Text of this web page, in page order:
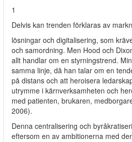
1
Delvis kan trenden förklaras av
lösningar och digitalisering, som
och samordning. Men Hood och
allt handlar om en styrningstrend.
samma linje, då han talar om en
på distans och att heroisera
utrymme i kärnverksamheten och
med patienten, brukaren,
2006).
Denna centralisering och
eftersom en av ambitionerna med